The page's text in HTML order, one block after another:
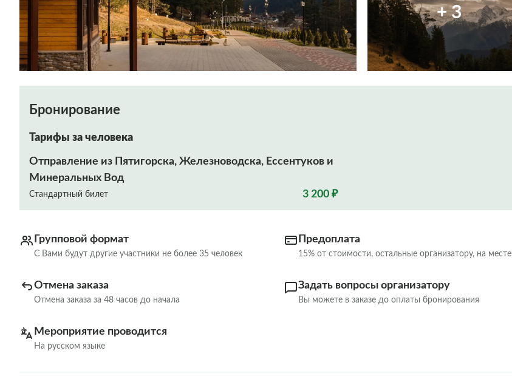
+ 3
Бронирование
Тарифы за человека
Отправление из Пятигорска, Железноводска, Ессентуков и
Минеральных Вод
Стандартный билет 3 200 ₽
Групповой формат
С Вами будут другие участники не более 35 человек
Предоплата
15% от стоимости, остальные организатору, на месте
Отмена заказа
Отмена заказа за 48 часов до начала
Задать вопросы организатору
Вы можете в заказе до оплаты бронирования
Мероприятие проводится
На русском языке